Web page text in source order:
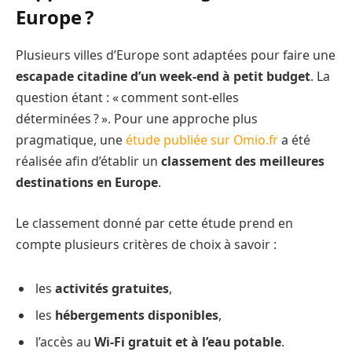
Europe ?
Plusieurs villes d’Europe sont adaptées pour faire une
escapade citadine d’un week-end à petit budget. La
question étant : « comment sont-elles
déterminées ? ». Pour une approche plus
pragmatique, uneétude publiée sur Omio.fra été
réalisée afin d’établir un classement des meilleures
destinations en Europe.
Le classement donné par cette étude prend en
compte plusieurs critères de choix à savoir :
les activités gratuites,
les hébergements disponibles,
l’accès au Wi-Fi gratuit et à l’eau potable.